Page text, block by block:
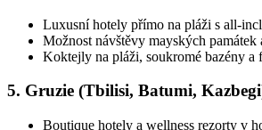
Luxusní hotely přímo na pláži s all-
Možnost návštěvy mayských
Koktejly na pláži, soukromé bazény a
5. Gruzie (Tbilisi, Batumi,
Boutique hotely a wellness rezorty v